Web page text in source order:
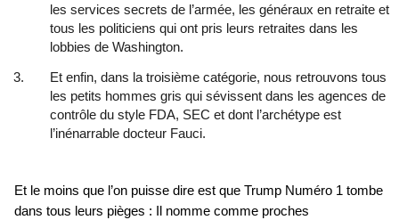
les services secrets de l’armée, les généraux en retraite et
tous les politiciens qui ont pris leurs retraites dans les
lobbies de Washington.
Et enfin, dans la troisième catégorie, nous retrouvons tous
les petits hommes gris qui sévissent dans les agences de
contrôle du style FDA, SEC et dont l’archétype est
l’inénarrable docteur Fauci.
Et le moins que l’on puisse dire est que Trump Numéro 1 tombe
dans tous leurs pièges : Il nomme comme proches